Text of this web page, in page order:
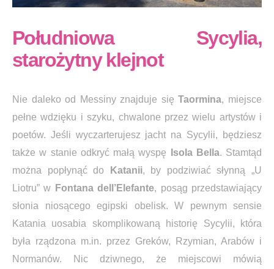
Południowa Sycylia,
starożytny klejnot
Nie daleko od Messiny znajduje sięTaormina, miejsce
pełne wdzięku i szyku, chwalone przez wielu artystów i
poetów. Jeśli wyczarterujesz jacht na Sycylii, będziesz
także w stanie odkryć małą wyspę Isola Bella. Stamtąd
można popłynąć do
Katanii, by podziwiać słynną „U
Liotru” w Fontana dell’Elefante, posąg przedstawiający
słonia niosącego egipski obelisk. W pewnym sensie
Katania uosabia skomplikowaną historię Sycylii, która
była rządzona m.in. przez Greków, Rzymian, Arabów i
Normanów. Nic dziwnego, że miejscowi mówią